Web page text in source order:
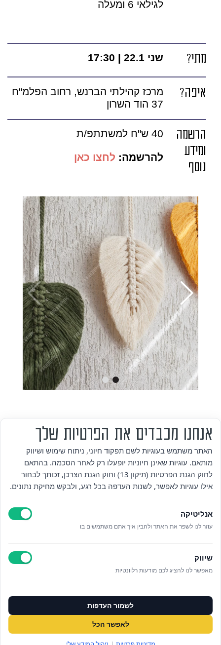
לגילאי 6 ומעלה
מתי? שני 22.1 | 17:30
איפה?
מרכז קהילתי הברנש, רחוב הפלמ"ח
37 הוד השרון
הרשמה
ומידע
נוסף
40 ש"ח למשתתפ/ת
להרשמה: לחצו כאן
לפרטים נוספים בטלפון/הודעה
073‭-‬3808880
אזור אישי
מדיניות פרטיות
הצהרת נגישות
ניהול עוגיות
אנחנו מכבדים את הפרטיות שלך
האתר משתמש בעוגיות לשם תפקוד חיוני, ניתוח שימוש ושיווק
מותאם. עוגיות שאינן חיוניות יופעלו רק לאחר הסכמה. בהתאם
לחוק הגנת הפרטיות (תיקון 13) וחוק הגנת הצרכן, זכותך לבחור
אילו עוגיות לאפשר, לשנות העדפה בכל רגע, ולבקש מחיקת נתונים.
אנליטיקה
עוזר לנו לשפר את האתר ולהבין איך אתם משתמשים בו
שיווק
מאפשר לנו להציג לכם מודעות רלוונטיות
לשמור העדפות
לאפשר הכל